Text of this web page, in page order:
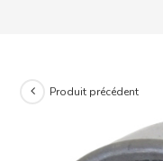
Produit précédent